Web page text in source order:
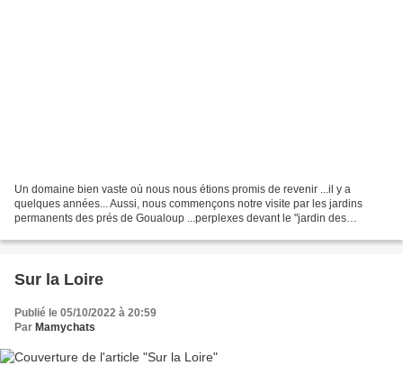
Un domaine bien vaste où nous nous étions promis de revenir ...il y a
quelques années... Aussi, nous commençons notre visite par les jardins
permanents des prés de Goualoup ...perplexes devant le "jardin des
Sur la Loire
Publié le 05/10/2022 à 20:59
Par Mamychats